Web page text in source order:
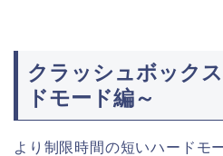
クラッシュボック
ドモード編～
より制限時間の短いハードモ